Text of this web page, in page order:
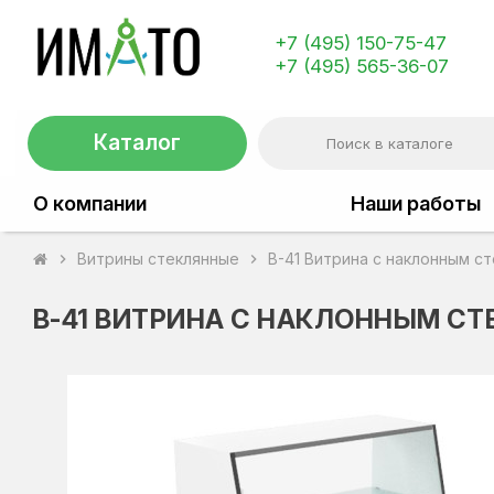
+7 (495) 150-75-47
+7 (495) 565-36-07
Каталог
О компании Наши работы
chevron_right Витрины стеклянные chevron_right В-41 Витрина с наклонным
В-41 ВИТРИНА С НАКЛОННЫМ